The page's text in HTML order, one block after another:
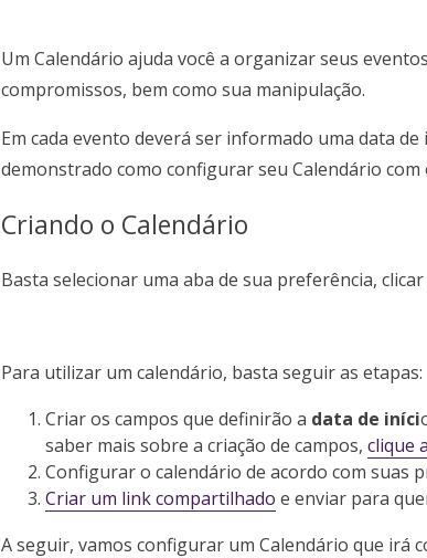
Um Calendário ajuda você a organizar seus
compromissos, bem como sua manipulação.
Em cada evento deverá ser informado uma data
demonstrado como configurar seu Calendário com
Criando o Calendário
Basta selecionar uma aba de sua preferência,
Para utilizar um calendário, basta seguir as etapas:
Criar os campos que definirão a data de iníci
saber mais sobre a criação de campos, clique
Configurar o calendário de acordo com suas
Criar um link compartilhado e enviar para
A seguir, vamos configurar um Calendário que irá